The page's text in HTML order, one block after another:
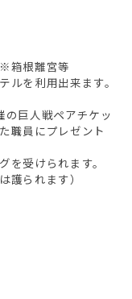
箱根離宮等
ルを利用出来ます。
巨人戦ペアチケッ
職員にプレゼント
を受けられます。
護られます）